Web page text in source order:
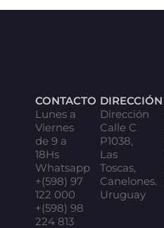
CONTACTO
Lunes a
Viernes
de 9 a
18Hs
Whatsapp
+(598) 97
122 000
+(598) 98
224 813
DIRECCIÓN
Dirección
Calle C
P1038,
Las
Toscas,
Canelones.
Uruguay